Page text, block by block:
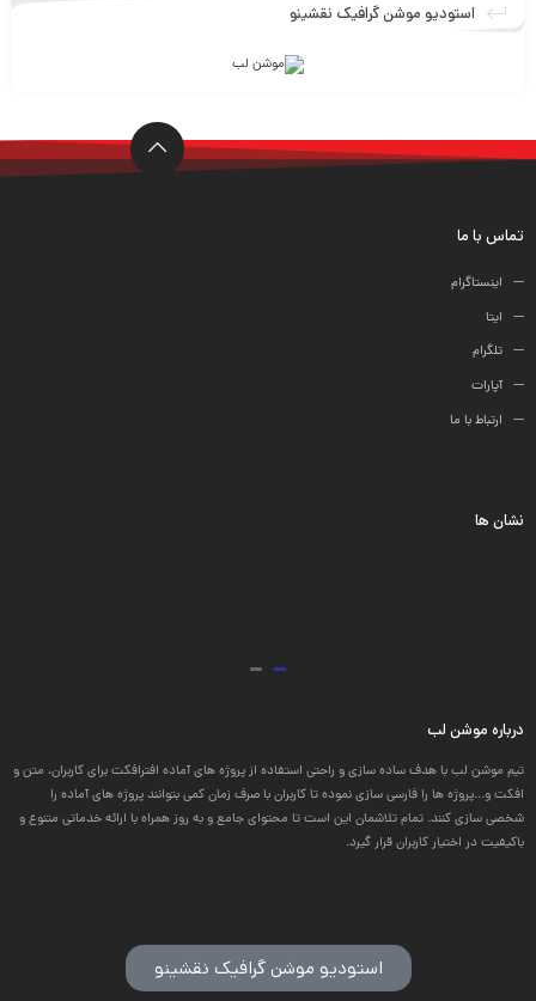
استودیو موشن گرافیک نقشینو
تماس با ما
اینستاگرام
ایتا
تلگرام
آپارات
ارتباط با ما
نشان ها
درباره موشن لب
تیم موشن لب با هدف ساده سازی و راحتی استفاده از پروژه های آماده افترافکت برای کاربران، متن و
افکت و...پروژه ها را فارسی سازی نموده تا کاربران با صرف زمان کمی بتوانند پروژه های آماده را
شخصی سازی کنند. تمام تلاشمان این است تا محتوای جامع و به روز همراه با ارائه خدماتی متنوع و
باکیفیت در اختیار کاربران قرار گیرد.
استودیو موشن گرافیک نقشینو